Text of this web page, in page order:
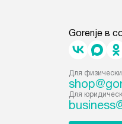
Gorenje в
Для
Для